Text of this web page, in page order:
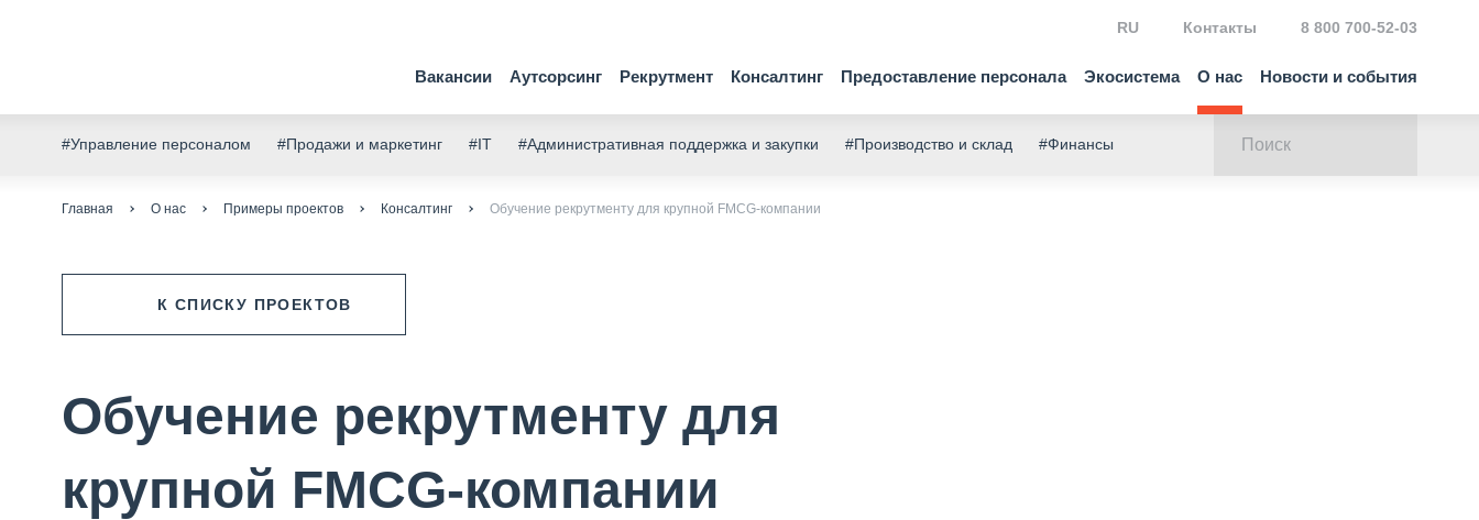
Вакансии Аутсорсинг Рекрутмент Консалтинг Предоставление персонала Экосистема О нас Новости и события
RU Контакты 8 800 700-52-03
#Управление персоналом #Продажи и маркетинг #IT #Административная поддержка и закупки #Производство и склад #Финансы
Главная О нас Примеры проектов Консалтинг Обучение рекрутменту для крупной FMCG-компании
К СПИСКУ ПРОЕКТОВ
Обучение рекрутменту для
крупной FMCG-компании